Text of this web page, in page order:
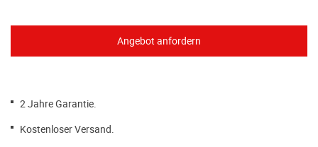
2 Jahre Garantie.
Kostenloser Versand.